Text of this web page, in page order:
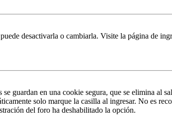
desactivarla o cambiarla. Visite la página de
guardan en una cookie segura, que se elimina al
solo marque la casilla al ingresar. No es
del foro ha deshabilitado la opción.